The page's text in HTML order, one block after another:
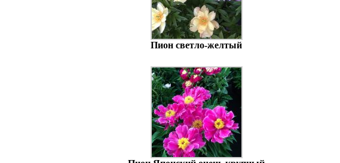
Пион светло-желтый